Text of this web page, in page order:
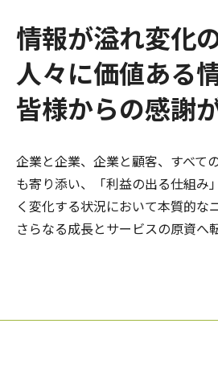
情報が溢れ変化
人々に価値ある
皆様からの感謝
企業と企業、企業と顧客、すべて
も寄り添い、「利益の出る仕組み
く変化する状況において本質的な
さらなる成長とサービスの原資へ